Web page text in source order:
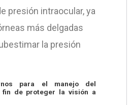
presión intraocular, ya
más delgadas
la presión
para el manejo del
fin de proteger la visión a